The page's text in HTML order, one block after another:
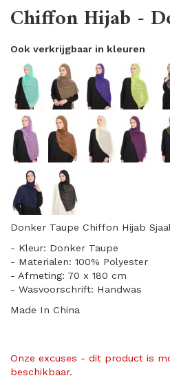
Chiffon Hijab -
Ook verkrijgbaar in kleuren
Donker Taupe Chiffon Hijab Sjaal
- Kleur: Donker Taupe
- Materialen: 100% Polyester
- Afmeting: 70 x 180 cm
- Wasvoorschrift: Handwas
Made In China
Onze excuses - dit product is
beschikbaar.